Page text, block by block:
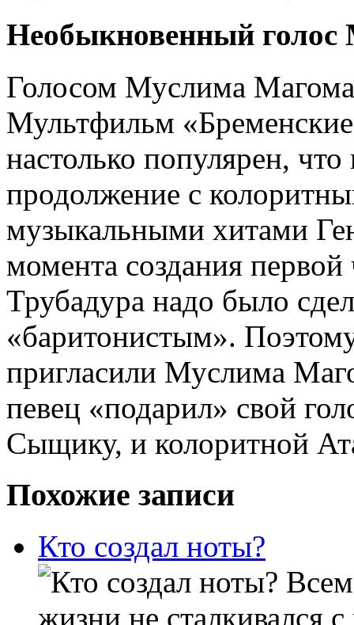
Необыкновенный
Голосом Муслима
Мультфильм
настолько популярен, что
продолжение с
музыкальными хитами
момента создания
Трубадура надо было
«баритонистым».
пригласили Муслима
певец «подарил» свой
Сыщику, и колоритной
Похожие записи
Кто создал ноты?
жизни не сталкивался